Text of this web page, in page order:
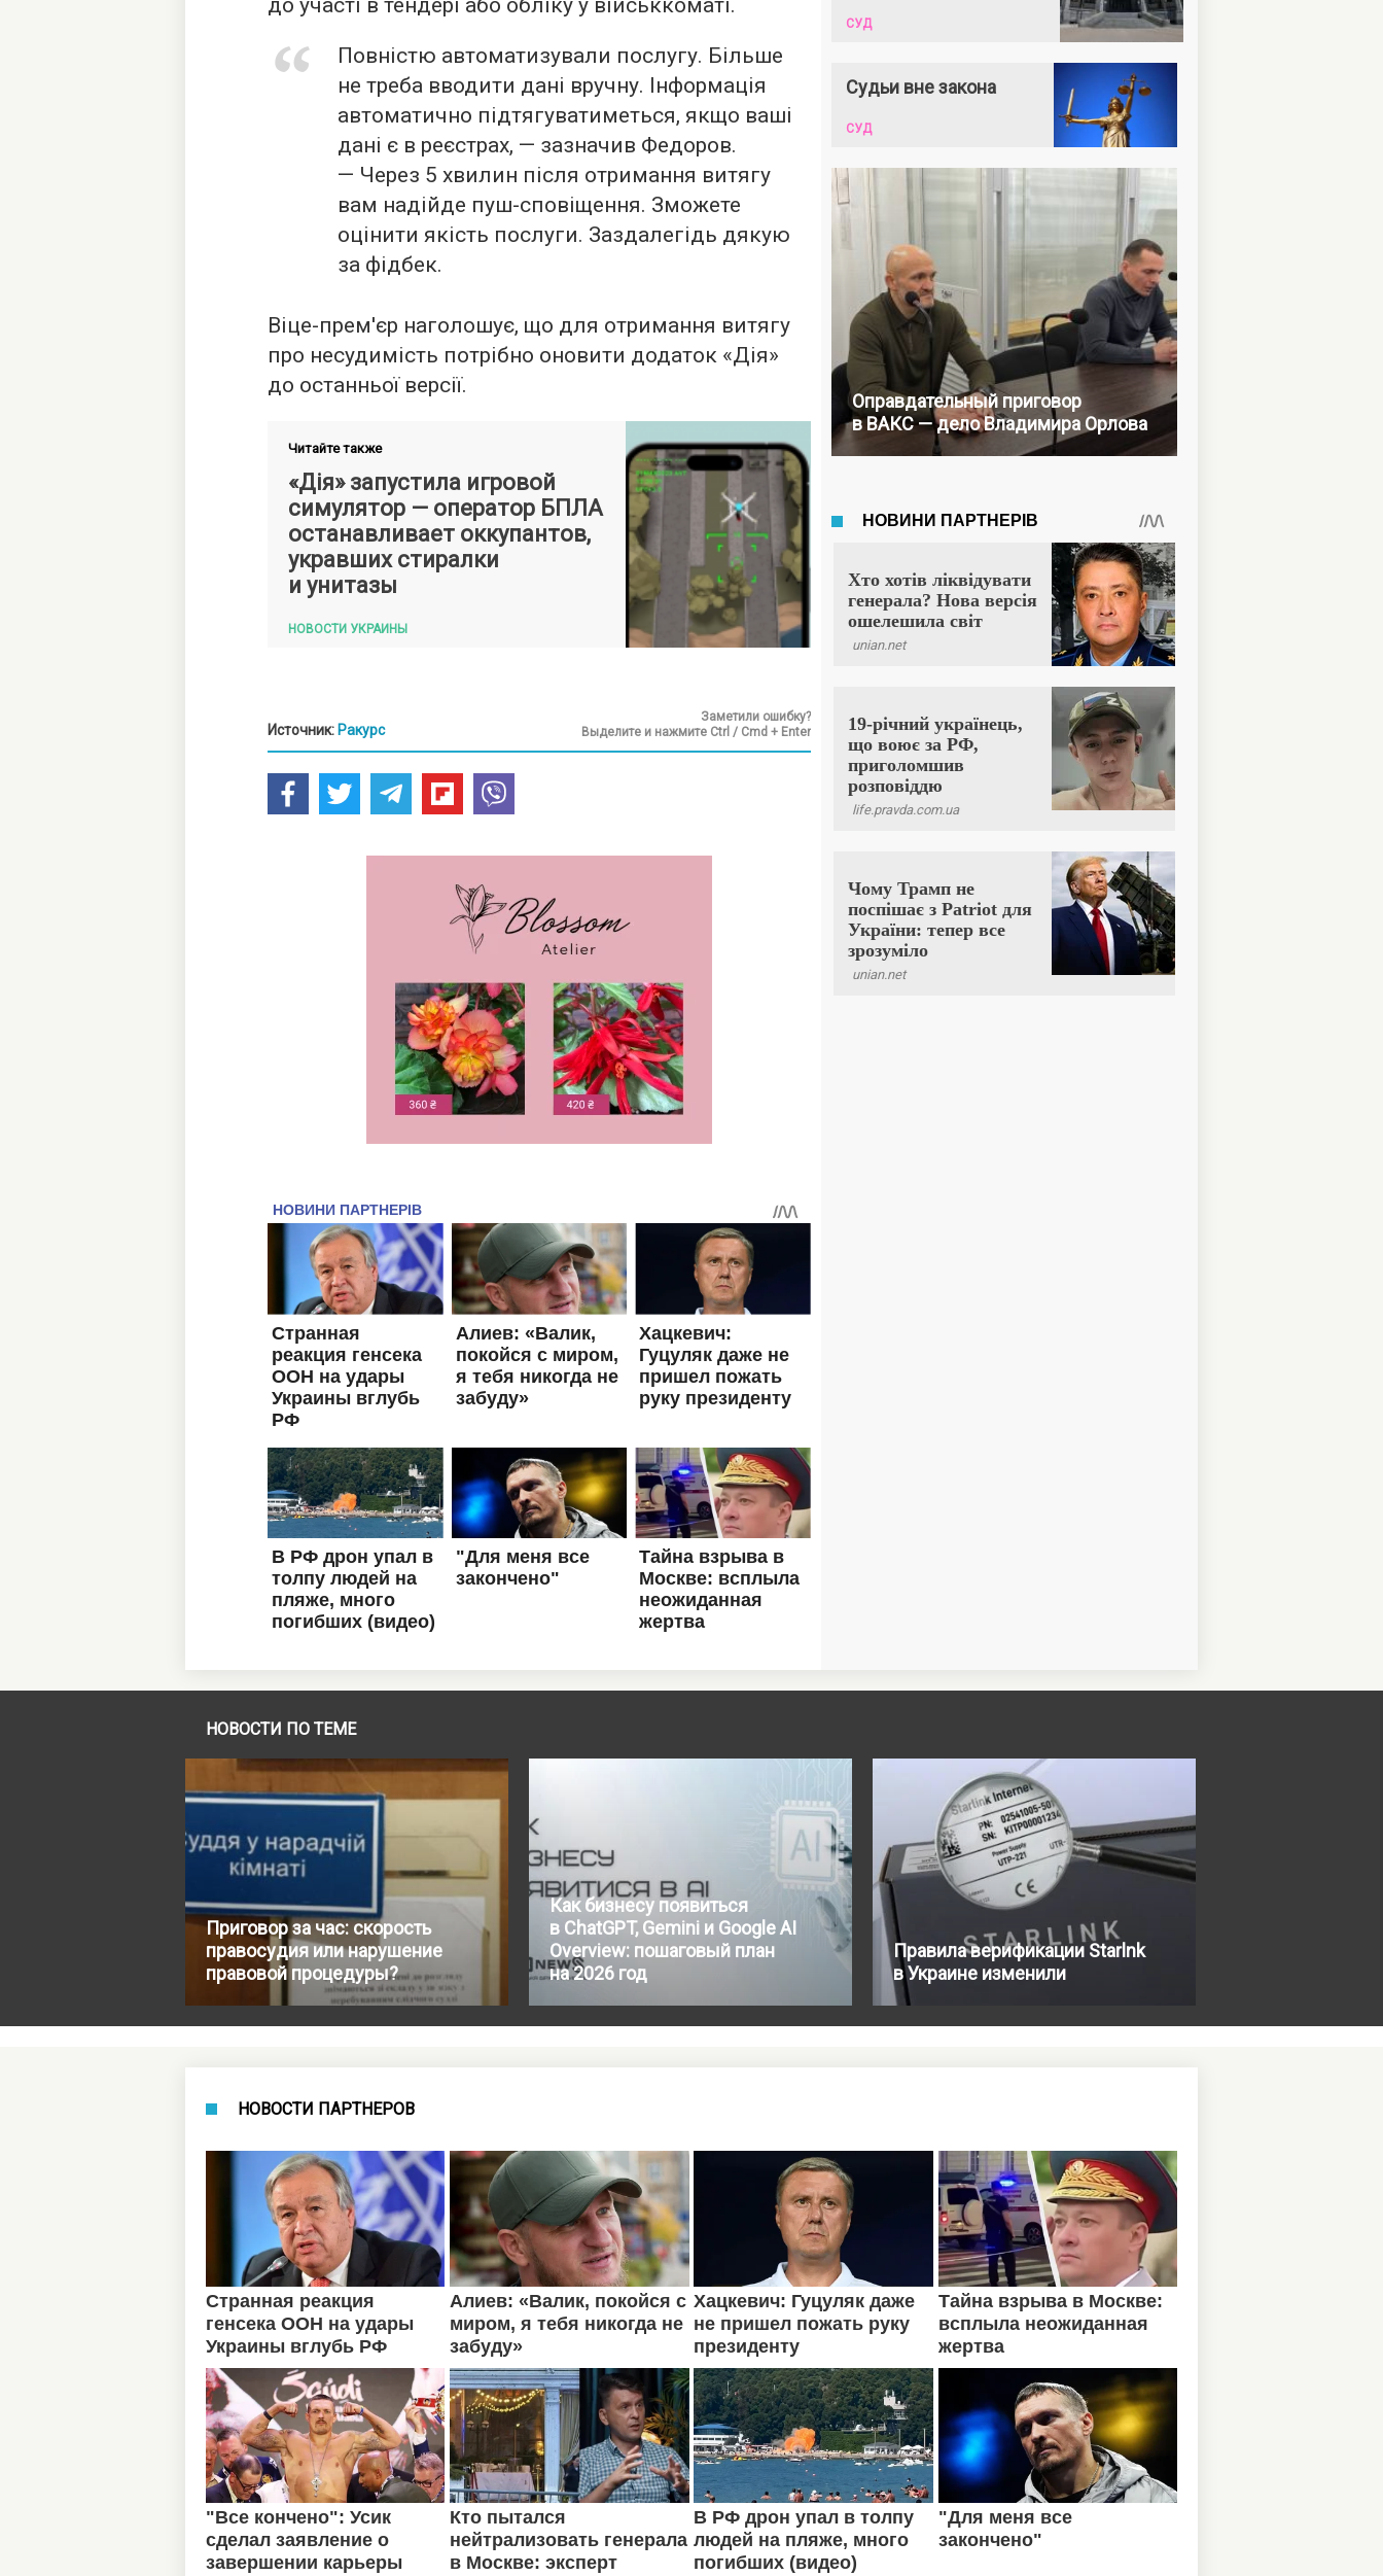
до участі в тендері або обліку у військкоматі.
Повністю автоматизували послугу. Більше
не треба вводити дані вручну. Інформація
автоматично підтягуватиметься, якщо ваші
дані є в реєстрах, — зазначив Федоров.
— Через 5 хвилин після отримання витягу
вам надійде пуш-сповіщення. Зможете
оцінити якість послуги. Заздалегідь дякую
за фідбек.
Віце-прем'єр наголошує, що для отримання витягу
про несудимість потрібно оновити додаток «Дія»
до останньої версії.
Читайте также
«Дія» запустила игровой
симулятор — оператор БПЛА
останавливает оккупантов,
укравших стиралки
и унитазы
НОВОСТИ УКРАИНЫ
Источник: Ракурс
Заметили ошибку?
Выделите и нажмите Ctrl / Cmd + Enter
СУД
Судьи вне закона
СУД
Оправдательный приговор
в ВАКС — дело Владимира Орлова
НОВОСТИ ПО ТЕМЕ
Приговор за час: скорость
правосудия или нарушение
правовой процедуры?
Как бизнесу появиться
в ChatGPT, Gemini и Google AI
Overview: пошаговый план
на 2026 год
Правила верификации Starlnk
в Украине изменили
НОВОСТИ ПАРТНЕРОВ